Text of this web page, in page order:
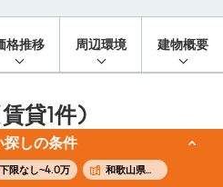
探しの条件
下限なし~4.0万 和歌山県和歌山市
格推移 周辺環境 建物概要
貸1件)